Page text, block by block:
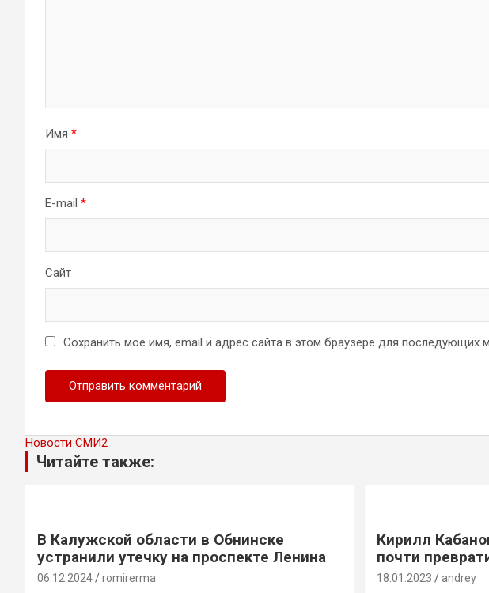
Имя *
E-mail *
Сайт
Сохранить моё имя, email и адрес сайта в этом браузере для последующих
Новости СМИ2
Читайте также:
В Калужской области в Обнинске
устранили утечку на проспекте Ленина
06.12.2024 romirerma
Кирилл
почти
18.01.2023 andrey